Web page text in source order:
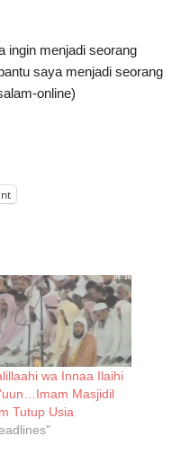
ingin menjadi seorang
saya menjadi seorang
online)
wa Innaa Ilaihi
Masjidil
Tutup Usia